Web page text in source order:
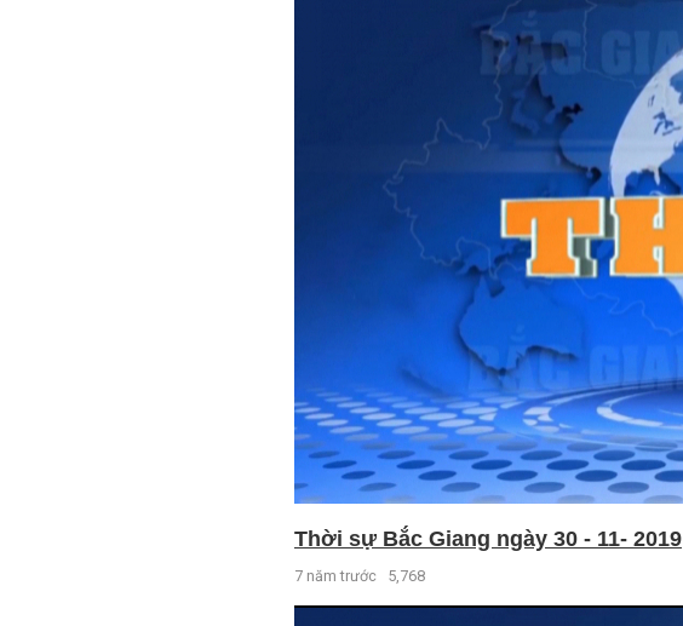
Thời sự Bắc Giang ngày 30 - 11- 2019
7 năm trước 5,768